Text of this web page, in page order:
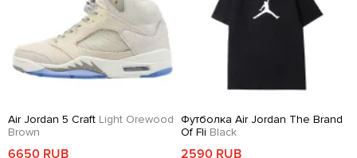
Air Jordan 5 Craft Light Orewood
Brown
6650 RUB
Футболка Air Jordan The Brand
Of Fli Black
2590 RUB